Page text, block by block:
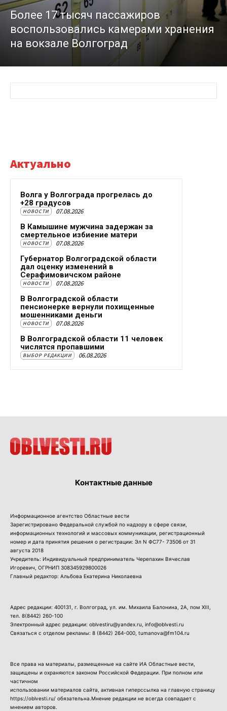
Более 17 тысяч пассажиров
воспользовались камерами хранения
на вокзале Волгоград
Актуально
Волга у Волгограда прогрелась до
+28 градусов
НОВОСТИ 07.08.2026
В Камышине мужчина задержан за
смертельное избиение матери
НОВОСТИ 07.08.2026
Губернатор Волгоградской области
дал оценку изменений в
Серафимовичском районе
НОВОСТИ 07.08.2026
В Волгоградской области
пенсионерке вернули похищенные
мошенниками деньги
НОВОСТИ 07.08.2026
В Волгоградской области 11 человек
числятся пропавшими
ВЫБОР РЕДАКЦИИ 06.08.2026
Контактные данные
Информационное агентство Областные вести
Зарегистрировано Федеральной службой по надзору в сфере связи,
информационных технологий и массовых коммуникации, регистрационный
номер и дата принятия решения о регистрации: Эл N ФС77- 73506 от 31
августа 2018
Учредитель: Индивидуальный предприниматель Черепахин Вячеслав
Игоревич, ОГРНИП 308345929800026
Главный редактор: Альбова Екатерина Николаевна
Адрес редакции: 400131, г. Волгоград, ул. им. Михаила Балонина, 2А, пом XIII,
тел. 8(8442) 260-100
Электронный адрес редакции: oblvestiru@yandex.ru, info@oblvesti.ru
Связаться с отделом рекламы: 8 (8442) 264-000 , tumanova@fm104.ru
Все права на материалы, размещенные на сайте ИА Областные вести,
защищены и охраняются законом Российской Федерации. При полном или
частичном
использовании материалов сайта, активная гиперссылка на главную страницу
https://oblvesti.ru/ обязательна.Мнение редакции не всегда совпадает с
мнением авторов.